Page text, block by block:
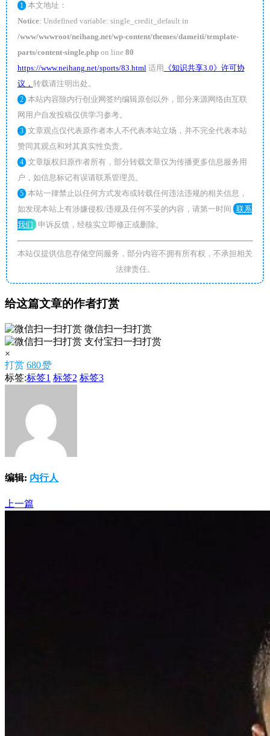
1 本文地址：
Notice : Undefined variable: single_credit_default in
/www/wwwroot/neihang.net/wp-content/themes/dameiti/template-
parts/content-single.phpon line 80
https://www.neihang.net/sports/83.html适用 《知识共享3.0》许可协
议， 转载请注明出处。
2 本站内容除内行创业网签约编辑原创以外，部分来源网络由互联
网用户自发投稿仅供学习参考。
3 文章观点仅代表原作者本人不代表本站立场，并不完全代表本站
赞同其观点和对其真实性负责。
4 文章版权归原作者所有，部分转载文章仅为传播更多信息服务用
户，如信息标记有误请联系管理员。
5 本站一律禁止以任何方式发布或转载任何违法违规的相关信息，
如发现本站上有涉嫌侵权/违规及任何不妥的内容，请第一时间 联系
我们
申诉反馈，经核实立即修正或删除。
本站仅提供信息存储空间服务，部分内容不拥有所有权，不承担相关
法律责任。
给这篇文章的作者打赏
微信扫一扫打赏
支付宝扫一扫打赏
×
打赏 680赞
标签:标签1 标签2 标签3
编辑: 内行人
上一篇